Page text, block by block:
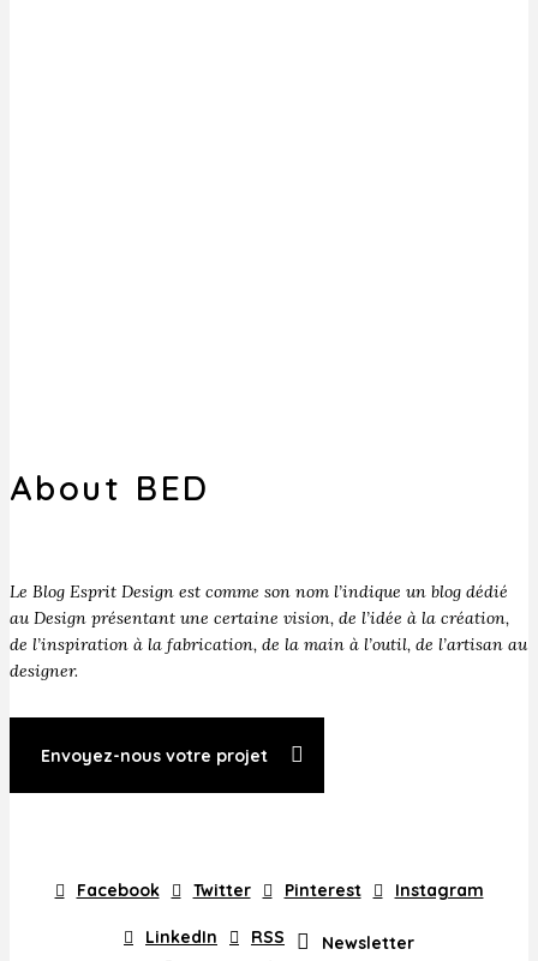
About BED
Le Blog Esprit Design est comme son nom l’indique un blog dédié
au Design présentant une certaine vision, de l’idée à la création,
de l’inspiration à la fabrication, de la main à l’outil, de l’artisan au
designer.
Envoyez-nous votre projet
Facebook Twitter Pinterest Instagram
LinkedIn RSS Newsletter